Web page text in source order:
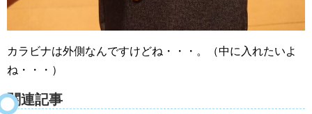
カラビナは外側なんですけどね・・・。（中に入れたいよ
ね・・・）
関連記事